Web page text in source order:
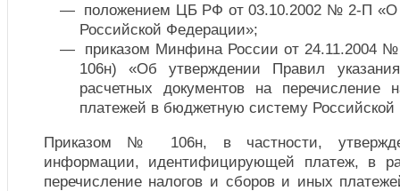
положением ЦБ РФ от 03.10.2002 № 2-П «О
Российской Федерации»;
приказом Минфина России от 24.11.2004
106н) «Об утверждении Правил
расчетных документов на перечисление
платежей в бюджетную систему
Приказом № 106н, в частности,
информации, идентифицирующей платеж, в
перечисление налогов и сборов и иных